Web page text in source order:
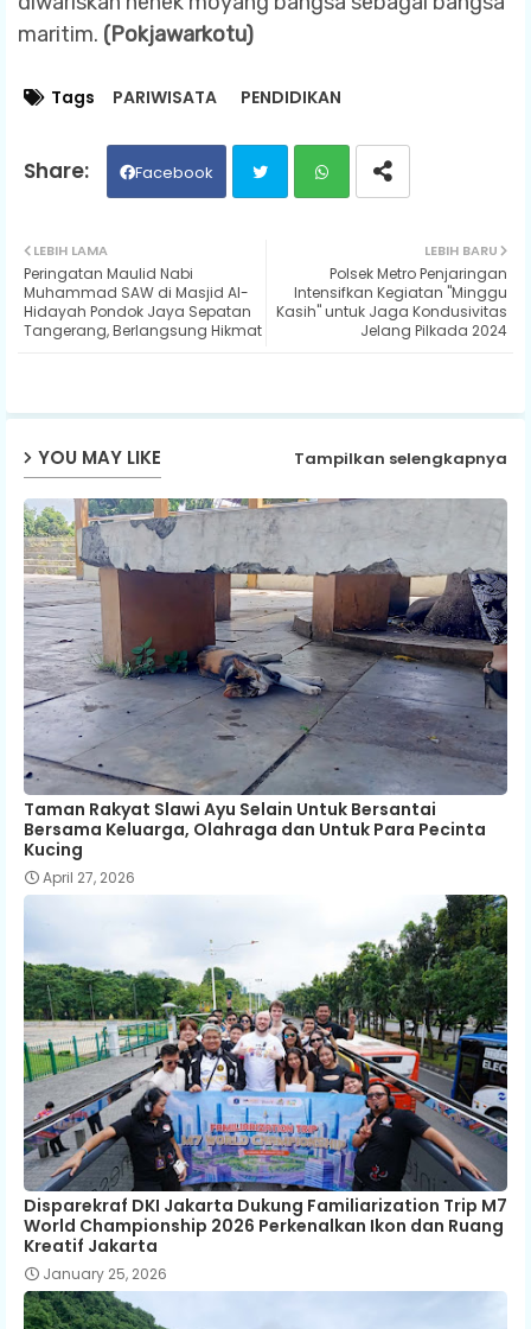
maritim. (Pokjawarkotu)
Tags PARIWISATA PENDIDIKAN
Facebook
ats
LEBIH BARU
Polsek Metro Penjaringan
Intensifkan Kegiatan "Minggu
Kasih" untuk Jaga Kondusivitas
Jelang Pilkada 2024
LEBIH LAMA
Peringatan Maulid Nabi
Muhammad SAW di Masjid Al-
Hidayah Pondok Jaya Sepatan
Tangerang, Berlangsung Hikmat
YOU MAY LIKE Tampilkan selengkapnya
Taman Rakyat Slawi Ayu Selain Untuk Bersantai
Bersama Keluarga, Olahraga dan Untuk Para Pecinta
Kucing
April 27, 2026
Disparekraf DKI Jakarta Dukung Familiarization Trip M7
World Championship 2026 Perkenalkan Ikon dan Ruang
Kreatif Jakarta
January 25, 2026